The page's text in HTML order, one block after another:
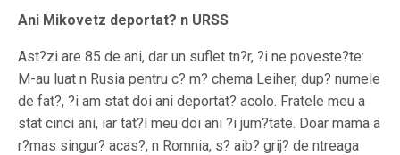
Ani Mikovetz deportat? n URSS
Ast?zi are 85 de ani, dar un suflet tn?r, ?i ne poveste?te:
M-au luat n Rusia pentru c? m? chema Leiher, dup? numele
de fat?, ?i am stat doi ani deportat? acolo. Fratele meu a
stat cinci ani, iar tat?l meu doi ani ?i jum?tate. Doar mama a
r?mas singur? acas?, n Romnia, s? aib? grij? de ntreaga